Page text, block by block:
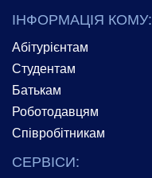
ІНФОРМАЦІЯ КОМУ:
Абітурієнтам
Студентам
Батькам
Роботодавцям
Співробітникам
СЕРВІСИ: